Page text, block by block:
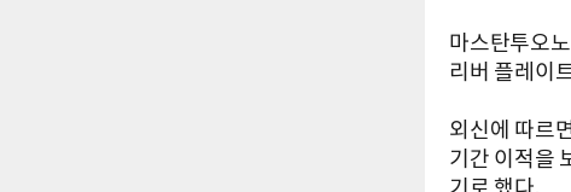
마스탄투오
리버 플레이
외신에 따르
기간 이적을